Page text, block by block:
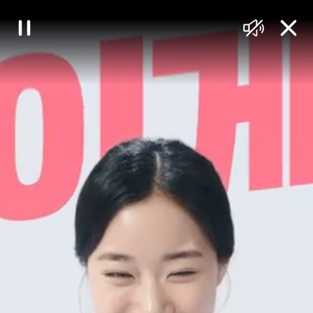
대
한
민
국
정
브
리
일
시
정
지
음
소
거
닫
기